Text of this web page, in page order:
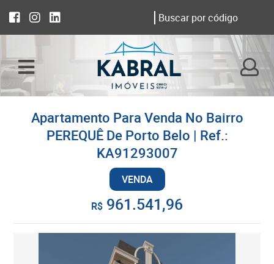
Apartamento Para Venda No Bairro
PEREQUÊ De Porto Belo | Ref.:
KA91293007
VENDA
R$ 961.541,96